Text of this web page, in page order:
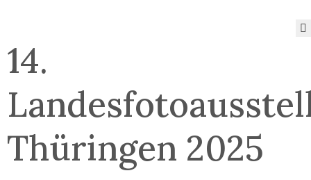
Das
Museum
Angebote
des
Museums
Sonderausstellungen
14.
Thüringen 2025